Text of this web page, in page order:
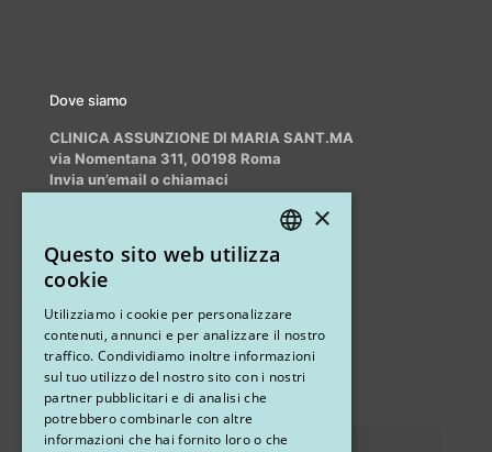
Dove siamo
CLINICA ASSUNZIONE DI MARIA SANT.MA
via Nomentana 311, 00198 Roma
Invia un’email o chiamaci
Altri studi
STUDIO MARIANETTI MED
via Sandro Pertini 26, 67051 Avezzano (AQ)
×
Questo sito web utilizza
cookie
Utilizziamo i cookie per personalizzare
contenuti, annunci e per analizzare il nostro
traffico. Condividiamo inoltre informazioni
sul tuo utilizzo del nostro sito con i nostri
partner pubblicitari e di analisi che
potrebbero combinarle con altre
informazioni che hai fornito loro o che